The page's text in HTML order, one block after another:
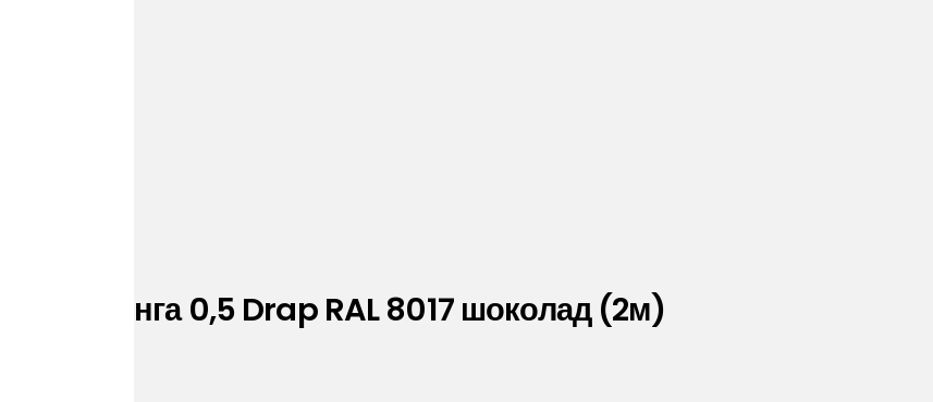
0,5 Drap RAL 8017 шоколад (2м)